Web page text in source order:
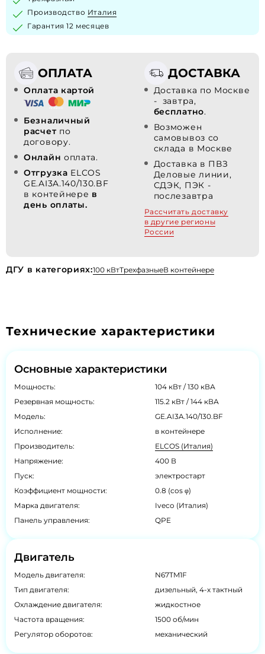
Производство Италия
Гарантия 12 месяцев
ОПЛАТА
Оплата картой
Безналичный
расчет по
договору.
Онлайн оплата.
Отгрузка ELCOS
GE.AI3A.140/130.BF
в контейнере в
день оплаты.
ДОСТАВКА
Доставка по Москве
- завтра,
бесплатно.
Возможен
самовывоз со
склада в Москве
Доставка в ПВЗ
Деловые линии,
СДЭК, ПЭК -
послезавтра
Рассчитать доставку
в другие регионы
России
ДГУ в категориях:100 кВтТрехфазныеВ контейнере
Технические характеристики
Основные характеристики
Мощность:
104 кВт / 130 кВА
Резервная мощность:
115.2 кВт / 144 кВА
Модель:
GE.AI3A.140/130.BF
Исполнение:
в контейнере
Производитель:
ELCOS (Италия)
Напряжение:
400 В
Пуск:
электростарт
Коэффициент мощности:
0.8 (cos φ)
Марка двигателя:
Iveco (Италия)
Панель управления:
QPE
Двигатель
Модель двигателя:
N67TM1F
Тип двигателя:
дизельный, 4-х тактный
Охлаждение двигателя:
жидкостное
Частота вращения:
1500 об/мин
Регулятор оборотов:
механический